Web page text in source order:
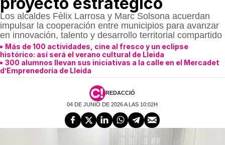
Los alcaldes Fèlix Larrosa y Marc Solsona acuerdan
impulsar la cooperación entre municipios para avanzar
en innovación, talento y desarrollo territorial compartido
Más de 100 actividades, cine al fresco y un eclipse
histórico: así será el verano cultural de Lleida
300 alumnos llevan sus iniciativas a la calle en el Mercadet
d’Emprenedoria de Lleida
REDACCIÓ
04 DE JUNIO DE 2026 A LAS 10:02H